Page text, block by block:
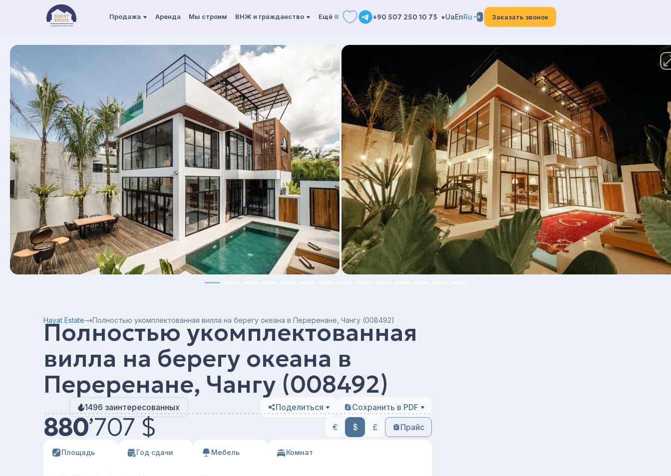
Продажа Аренда Мы строим ВНЖ и гражданство Ещё +90 507 250 10 73 UaEnRu Заказать звонок
Hayat Estate Полностью укомплектованная вилла на берегу океана в Переренане, Чангу (008492)
Полностью укомплектованная
вилла на берегу океана в
Переренане, Чангу (008492)
1496 заинтересованных Поделиться Сохранить в PDF
880’707 $ € $ £ Прайс
Площадь Год сдачи Мебель Комнат